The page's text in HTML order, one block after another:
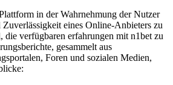
in der Wahrnehmung der Nutzer
eines Online-Anbieters zu
die verfügbaren erfahrungen mit n1bet zu
gesammelt aus
Foren und sozialen Medien,